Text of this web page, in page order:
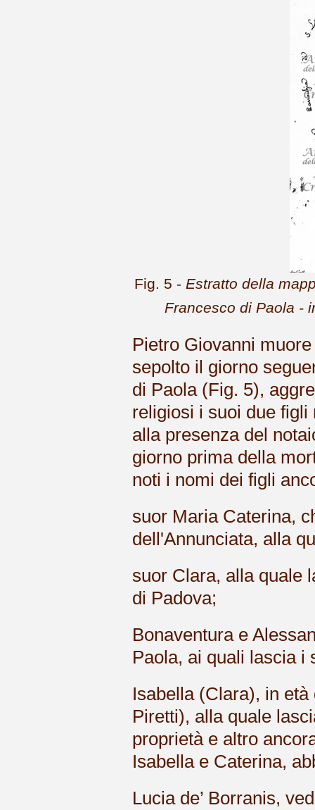
Fig. 5 - Estratto della
Francesco di Paola -
Pietro Giovanni
sepolto il giorno
di Paola (Fig. 5),
religiosi i suoi due
alla presenza del
giorno prima della
noti i nomi dei figli
suor Maria Caterina,
dell'Annunciata, alla
suor Clara, alla quale
di Padova;
Bonaventura e
Paola, ai quali lascia i
Isabella (Clara), in
Piretti), alla quale
proprietà e altro
Isabella e Caterina,
Lucia de’ Borranis,